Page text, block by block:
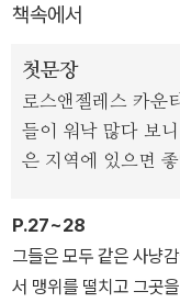
15년 동안 범죄 기자로
에게 공개되지 않은 정
사라진 여인들>에 담아
생생하고 정확히 포착
책속에서
첫문장
로스앤젤레스 카운
들이 워낙 많다 보
은 지역에 있으면
P.27~28
그들은 모두 같은 사냥
서 맹위를 떨치고 그곳